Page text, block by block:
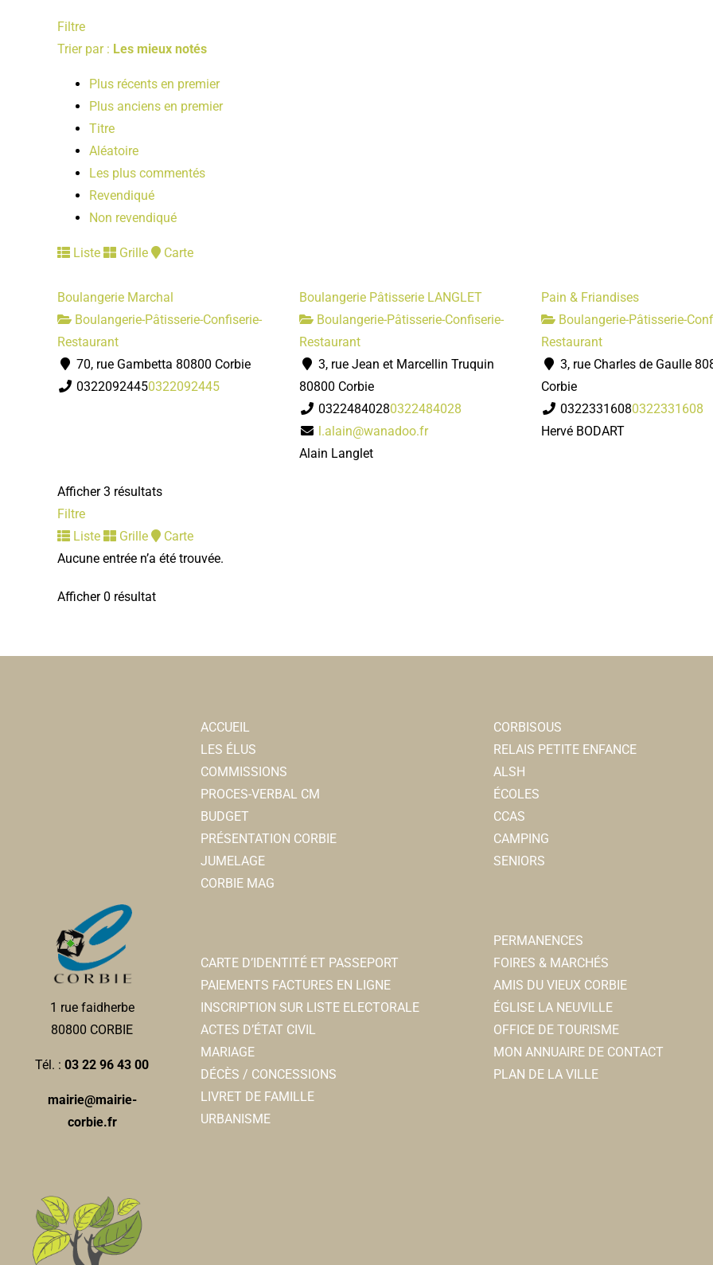
Filtre
Trier par : Les mieux notés
Plus récents en premier
Plus anciens en premier
Titre
Aléatoire
Les plus commentés
Revendiqué
Non revendiqué
Liste Grille Carte
Boulangerie Marchal
Boulangerie-Pâtisserie-Confiserie-
Restaurant
70, rue Gambetta 80800 Corbie
03220924450322092445
Boulangerie Pâtisserie LANGLET
Boulangerie-Pâtisserie-Confiserie-
Restaurant
3, rue Jean et Marcellin Truquin
80800 Corbie
03224840280322484028
l.alain@wanadoo.fr
Alain Langlet
Pain & Friandises
Boulangerie-Pâtisserie-
Restaurant
3, rue Charles de Gaulle
Corbie
03223316080322331608
Hervé BODART
Afficher 3 résultats
Filtre
Liste
Grille
Carte
Aucune entrée n’a été trouvée.
Afficher 0 résultat
1 rue faidherbe
80800 CORBIE
Tél. :03 22 96 43 00
mairie@mairie-
corbie.fr
ACCUEIL
LES ÉLUS
COMMISSIONS
PROCES-VERBAL CM
BUDGET
PRÉSENTATION CORBIE
JUMELAGE
CORBIE MAG
CARTE D’IDENTITÉ ET PASSEPORT
PAIEMENTS FACTURES EN LIGNE
INSCRIPTION SUR LISTE ELECTORALE
ACTES D’ÉTAT CIVIL
MARIAGE
DÉCÈS / CONCESSIONS
LIVRET DE FAMILLE
URBANISME
CORBISOUS
RELAIS PETITE ENFANCE
ALSH
ÉCOLES
CCAS
CAMPING
SENIORS
PERMANENCES
FOIRES & MARCHÉS
AMIS DU VIEUX CORBIE
ÉGLISE LA NEUVILLE
OFFICE DE TOURISME
MON ANNUAIRE DE CONTACT
PLAN DE LA VILLE